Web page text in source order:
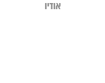
אודיו